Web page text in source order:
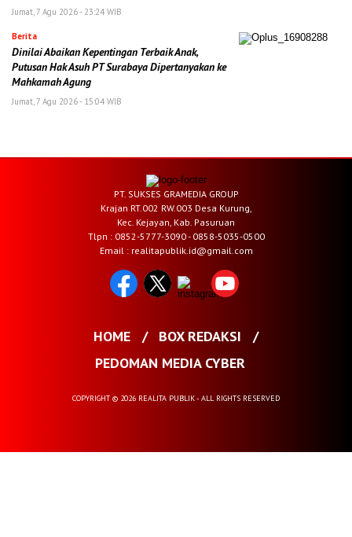
Jumat, 7 Agu 2026 - 23:24 WIB
Berita
Dinilai Abaikan Kepentingan Terbaik Anak,
Putusan Hak Asuh PT Surabaya Dipertanyakan ke
Mahkamah Agung
Jumat, 7 Agu 2026 - 15:04 WIB
PT. SUKSES GRAMEDIA GROUP
Krajan RT.002 RW.003 Desa Kurung,
Kec. Kejayan, Kab. Pasuruan
Tlpn : 0852-5777-3090 - 0858-5035-0500
Email : realitapublik.id@gmail.com
HOME
BOX REDAKSI
PEDOMAN MEDIA CYBER
COPYRIGHT © 2026 REALITA PUBLIK - ALL RIGHTS RESERVED